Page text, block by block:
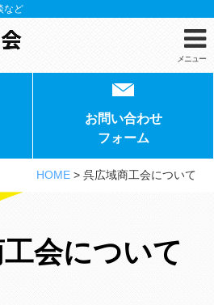
など
メニュー
お問い合わせ
フォーム
HOME> 呉広域商工会について
会について